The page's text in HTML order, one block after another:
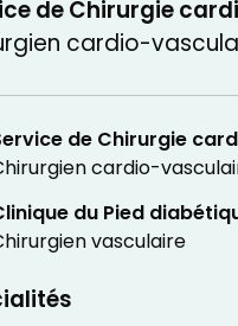
de Chirurgie
cardio-
de Chirurgie
cardio-
du Pied
vasculaire